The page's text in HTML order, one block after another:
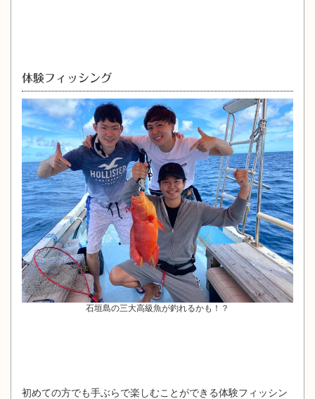
体験フィッシング
石垣島の三大高級魚が釣れるかも！？
初めての方でも手ぶらで楽しむことができる体験フィッシン